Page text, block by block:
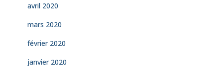
avril 2020
mars 2020
février 2020
janvier 2020